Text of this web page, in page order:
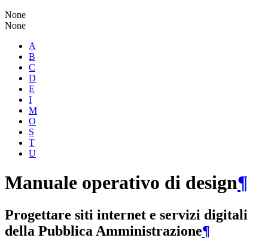
None
None
A
B
C
D
E
I
M
O
S
T
U
Manuale operativo di design¶
Progettare siti internet e servizi digitali
della Pubblica Amministrazione¶